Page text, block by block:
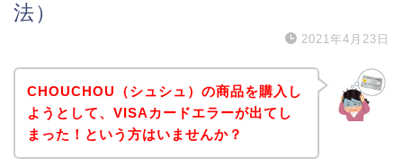
法）
2021年4月23日
CHOUCHOU（シュシュ）の商品を購入し
ようとして、VISAカードエラーが出てし
まった！という方はいませんか？